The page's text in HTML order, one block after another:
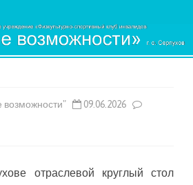
09.06.2026
отраслевой круглый стол